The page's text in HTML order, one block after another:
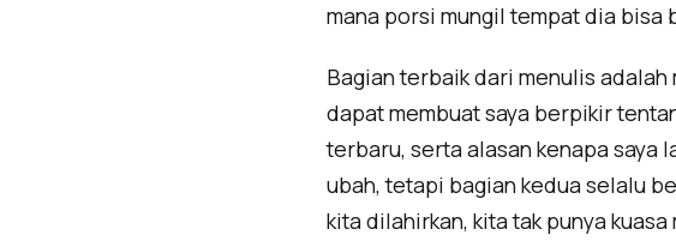
mana porsi mungil tempat dia bisa
Bagian terbaik dari menulis
dapat membuat saya berpikir
terbaru, serta alasan kenapa saya
ubah, tetapi bagian kedua selalu
kita dilahirkan, kita tak punya